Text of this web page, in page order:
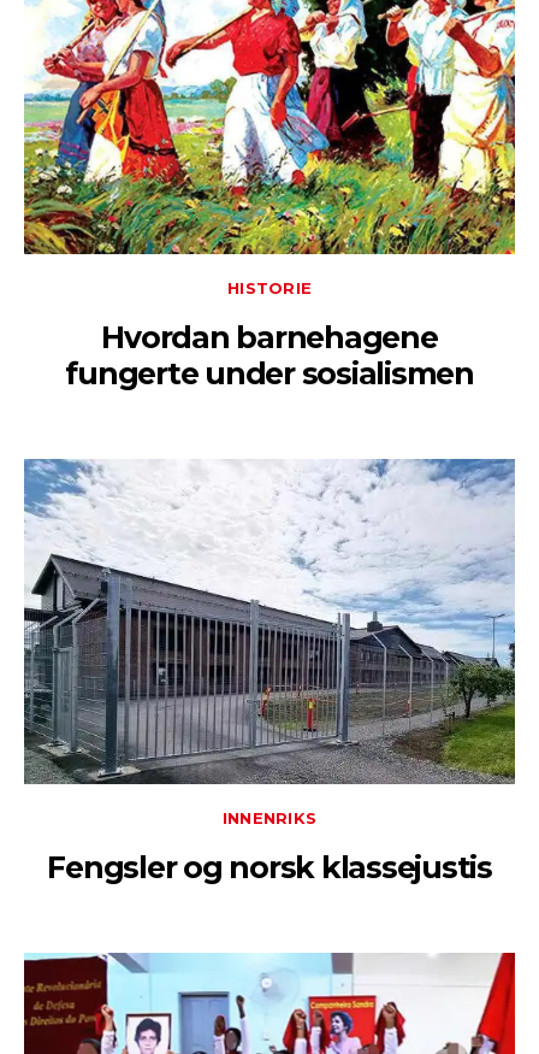
HISTORIE
Hvordan barnehagene
fungerte under sosialismen
INNENRIKS
Fengsler og norsk klassejustis